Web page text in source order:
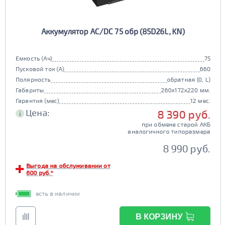
Аккумулятор AC/DC 75 обр (85D26L, KN)
Емкость (Ач)
75
Пусковой ток (А)
660
Полярность
обратная (0, L)
Габариты
260x172x220 мм.
Гарантия (мес)
12 мес.
i Цена: 8 390 руб.
при обмене старой АКБ
аналогичного типоразмера
8 990 руб.
Выгода на обслуживании от
600 руб.*
есть в наличии
В КОРЗИНУ